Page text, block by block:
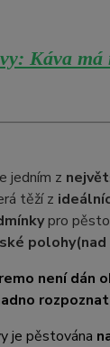
Káva má
jedním z
těží z
pro
polohy(nad
není dán
je pěstována